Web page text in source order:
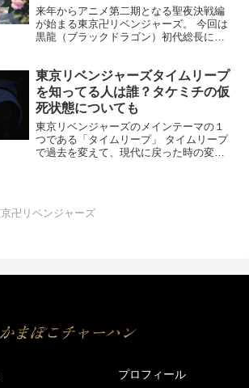
来年からアニメ第二期となる聖夜決戦編
が始まる東京卍リベンジャーズ。 今回は
黒龍（ブラックドラゴン）初代総長にし
ついて解説していきます。 マイキーは黒
い衝動のせいで、東...
東京リベンジャーズタイムリープ
を知ってる人は誰？タケミチの仮
死状態についても
東京リベンジャーズのメインテーマの１
つである「タイムリープ」 タイムリープ
で過去を変えて、現代に戻った時の変化
卍リベンジャーズ
プロフィール